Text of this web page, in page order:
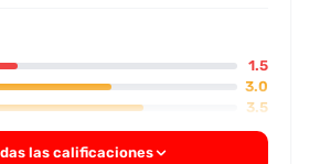
inicial fue rápida, pero la
la dirección cambiaba y se
tiempo real, lo que generó
de claridad. El ambiente del
olor a marihuana que no fue un
a la actitud, la escort mostró un
1.5
3.0
3.5
las calificaciones